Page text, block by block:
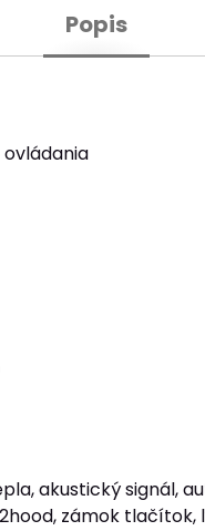
Popis
akustický signál,
zámok